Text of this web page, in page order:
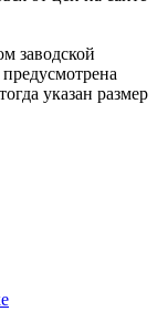
заводской
указан размер